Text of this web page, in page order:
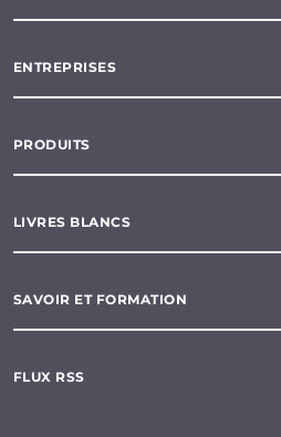
ENTREPRISES
PRODUITS
LIVRES BLANCS
SAVOIR ET FORMATION
FLUX RSS